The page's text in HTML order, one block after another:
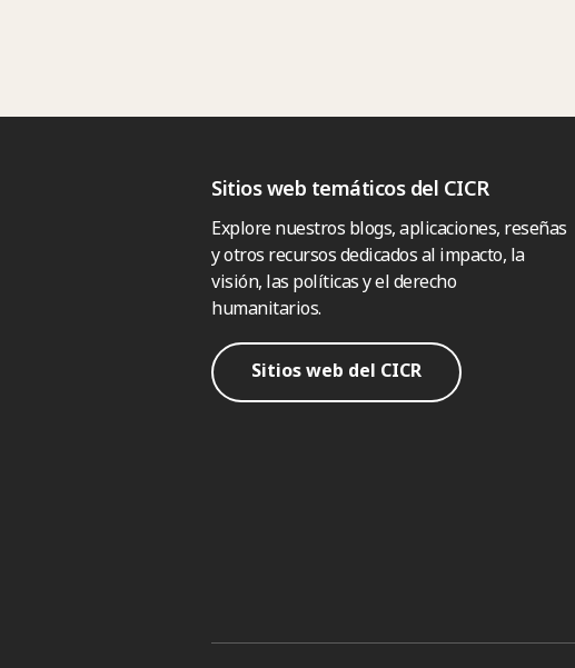
Sitios web temáticos del CICR
Explore nuestros blogs, aplicaciones, reseñas
y otros recursos dedicados al impacto, la
visión, las políticas y el derecho
humanitarios.
Sitios web del CICR